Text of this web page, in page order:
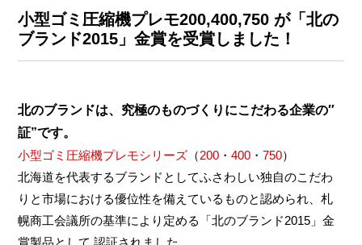
小型ゴミ圧縮機プレモ200,400,750 が「北の
ブランド2015」金賞を受賞しました！
北のブランドは、究極のものづくりにこだわる企業の″
証”です。
小型ゴミ圧縮機プレモシリーズ （200 ・400 ・750）
北海道を代表するブランドとしてふさわしい独自のこだわ
りと市場における優位性を備えているものと認められ、札
幌商工会議所の基準により定める「北のブランド2015」金
賞製品として 認証されました。